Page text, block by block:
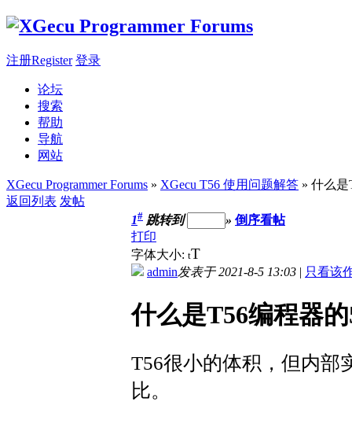
注册Register 登录
论坛
搜索
帮助
导航
网站
XGecu Programmer Forums » XGecu T56 使用问题解答 » 什么
返回列表 发帖
1# 跳转到 » 倒序看帖
打印
字体大小: tT
admin发表于 2021-8-5 13:03 | 只看该
什么是T56编程器
T56很小的体积，但内部
比。